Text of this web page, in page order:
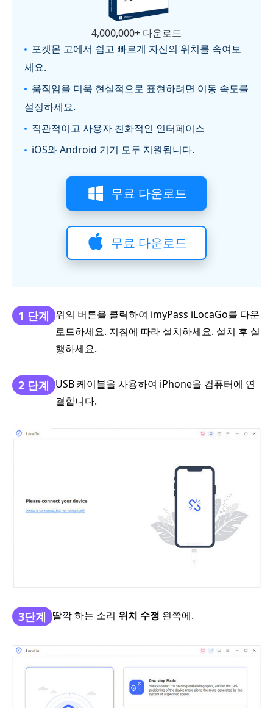
4,000,000+ 다운로드
포켓몬 고에서 쉽고 빠르게 자신의 위치를 속여보
세요.
움직임을 더욱 현실적으로 표현하려면 이동 속도를
설정하세요.
직관적이고 사용자 친화적인 인터페이스
iOS와 Android 기기 모두 지원됩니다.
무료 다운로드
무료 다운로드
1 단계 위의 버튼을 클릭하여 imyPass iLocaGo를 다운
로드하세요. 지침에 따라 설치하세요. 설치 후 실
행하세요.
2 단계 USB 케이블을 사용하여 iPhone을 컴퓨터에 연
결합니다.
3단계 딸깍 하는 소리 위치 수정 왼쪽에.